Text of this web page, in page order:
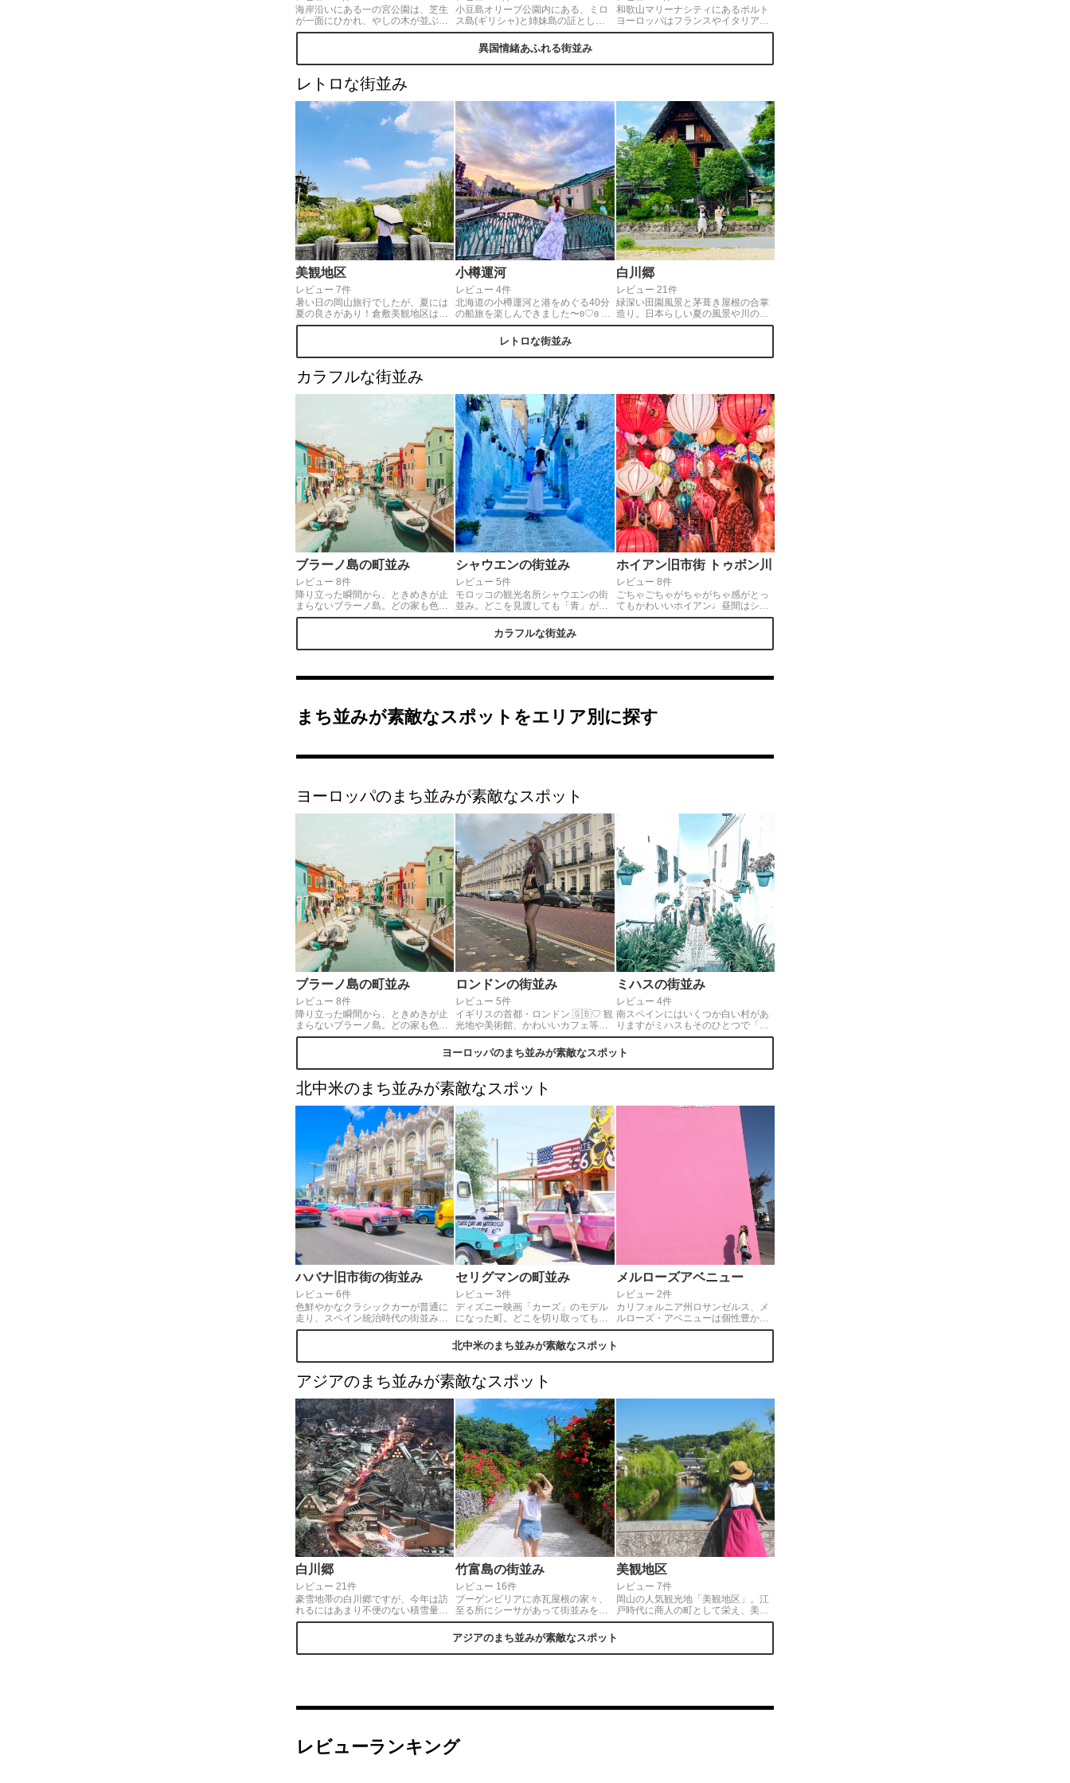
海岸沿いにある一の宮公園は、芝生
が一面にひかれ、やしの木が並ぶ、
まるでハワイのようなリゾート感に
れ時は特に人気♪ 鐘も鳴らしてね。
◎夕暮れ時は、フォトジェニックな
光景を撮影しようとカメラを持った
方々も多く訪れます。無料駐車場あ
り。大野原ICから5分。
小豆島オリーブ公園内にある、ミロ
ス島(ギリシャ)と姉妹島の証として
作られた『ギリシャ風車』。オリー
ブに囲まれ美しい瀬戸内海を望む風
車の景観は、必ず見ておきたい島一
番のフォトジェニックスポットです
ブ園からも歩いて行けます。
和歌山マリーナシティにあるポルト
ヨーロッパはフランスやイタリアの
町並みを再現した超お洒落なフォト
ても賑わっていました♪◎同じ敷地に
ーツ村などがあり、家族みんなで楽
しめるスポット。入場は無料ですが
遊園地の乗り物は別途料金です。
異国情緒あふれる街並み
レトロな街並み
美観地区
レビュー 7件
暑い日の岡山旅行でしたが、夏には
夏の良さがあり！倉敷美観地区は柳
と夏空が美しく、日本の美しい景色
小樽運河
レビュー 4件
北海道の小樽運河と港をめぐる40分
の船旅を楽しんできました〜ʚ♡ɞ 運
河沿いにある歴史的建造物を水面か
ら眺めると とっても風情があります
❤︎ 夕暮れ時のクルーズと小樽の街並
みがステキでした〜ʚ♡ɞ
白川郷
レビュー 21件
緑深い田園風景と茅葺き屋根の合掌
造り。日本らしい夏の風景や川の
音。ソフトクリームや五平餅の食べ
終わってました。
レトロな街並み
カラフルな街並み
ブラーノ島の町並み
レビュー 8件
降り立った瞬間から、ときめきが止
まらないブラーノ島。どの家も色鮮
やかで個性的。お気に入りスポット
シャウエンの街並み
レビュー 5件
モロッコの観光名所シャウエンの街
並み。どこを見渡しても「青」が広
がるまさにフォトジェニックなスポ
ットです💙アップダウンが激しいの
で歩きやすい靴、サンダルがおすす
め…👆
ホイアン旧市街 トゥボン川
レビュー 8件
ごちゃごちゃがちゃがちゃ感がとっ
てもかわいいホイアン♩昼間はショ
ッピングやカフェで楽しんで、夜は
魅了がたっぷりです！ダナン国際空
カラフルな街並み
まち並みが素敵なスポットをエリア別に探す
ヨーロッパのまち並みが素敵なスポット
ブラーノ島の町並み
レビュー 8件
降り立った瞬間から、ときめきが止
まらないブラーノ島。どの家も色鮮
やかで個性的。お気に入りスポット
を探すのも楽しい。ベネツィアから
ロンドンの街並み
レビュー 5件
イギリスの首都・ロンドン 🇬🇧♡ 観
光地や美術館、かわいいカフェ等と
にかく見所が多い街ですが、何とな
く散歩をするだけでもオシャレな建
物や二階建てバスなどヨーロッパ感
溢れる写真を撮ることができます！
ミハスの街並み
レビュー 4件
南スペインにはいくつか白い村があ
りますがミハスもそのひとつで「ア
ンダルシアの白い宝石」と讃えられ
るほど綺麗な場所です🤍日本にはな
い独特の街並みが本当に素敵でした
😊✨
ヨーロッパのまち並みが素敵なスポット
北中米のまち並みが素敵なスポット
ハバナ旧市街の街並み
レビュー 6件
色鮮やかなクラシックカーが普通に
走り、スペイン統治時代の街並みと
のコラボレーションが心躍るキュー
スリップしたかのような光景です。
キューバ音楽が陽気に奏でられた、
ハバナ旧市街の街歩きはおすすめで
セリグマンの町並み
レビュー 3件
ディズニー映画「カーズ」のモデル
になった町。どこを切り取っても画
になる町は何枚写真を撮っても足り
ないくらいフォトジェニック📷❤キ
ュートなウォールアートやレトロな
看板などがあり、古き良きアメリカ
を感じられらます(^^)
メルローズアベニュー
レビュー 2件
カリフォルニア州ロサンゼルス、メ
ルローズ・アベニューは個性豊かな
店が並ぶショッピングストリートで
ックなスポットです。中には大学生
北中米のまち並みが素敵なスポット
アジアのまち並みが素敵なスポット
白川郷
レビュー 21件
豪雪地帯の白川郷ですが、今年は訪
れるにはあまり不便のない積雪量
で、雪景色も思う存分楽しめます！
めそうです^ ^
竹富島の街並み
レビュー 16件
ブーゲンビリアに赤瓦屋根の家々、
至る所にシーサがあって街並みを歩
いてるだけでも楽しい。沖縄には何
度か来たことがあったけど、今まで
見た中で一番素敵な景色でした。
美観地区
レビュー 7件
岡山の人気観光地「美観地区」。江
戸時代に商人の町として栄え、美し
い白壁の建物群や川沿いの柳並木な
を楽しめます。おいしいグルメもた
お勧めです。
アジアのまち並みが素敵なスポット
レビューランキング